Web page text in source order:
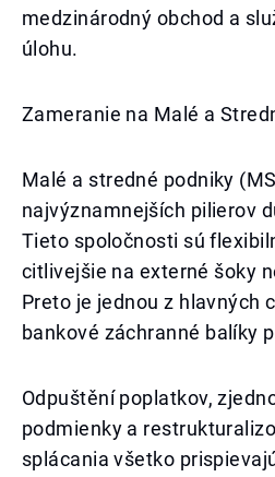
medzinárodný obchod a
úlohu.
Zameranie na Malé a
Malé a stredné podniky
najvýznamnejších pilierov
Tieto spoločnosti sú
citlivejšie na externé šoky
Preto je jednou z hlavných
bankové záchranné balíky
Odpuštění poplatkov,
podmienky a
splácania všetko